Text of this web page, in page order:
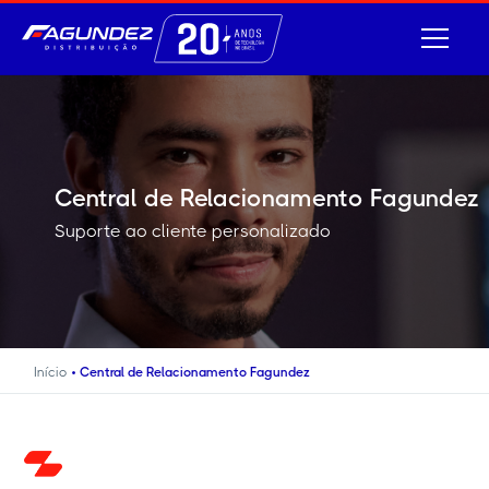
Central de Relacionamento Fagundez
Suporte ao cliente personalizado
Início • Central de Relacionamento Fagundez